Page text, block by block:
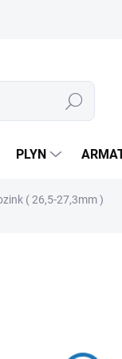
Hledat
PLYN
( 26,5-27,3mm )